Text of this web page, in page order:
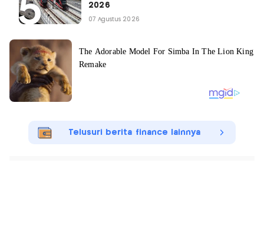
2026
07 Agustus 2026
Telusuri berita finance lainnya